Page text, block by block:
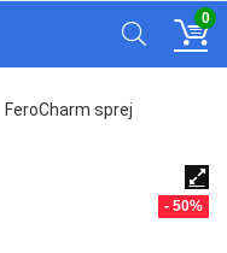
0
FeroCharm sprej
- 50%